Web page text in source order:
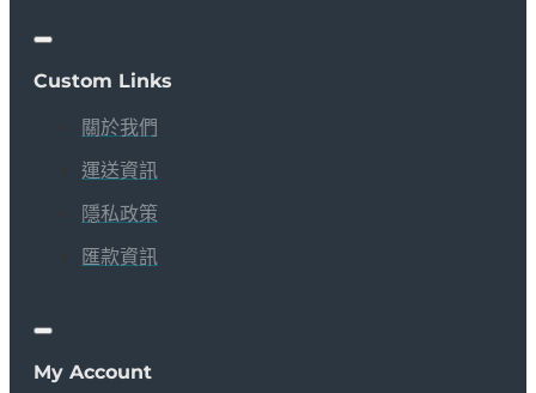
Custom Links
關於我們
運送資訊
隱私政策
匯款資訊
My Account